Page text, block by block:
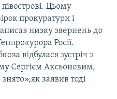
Цьому
прокуратури і
низку звернень до
Росії.
відбулася зустріч з
Сергієм Аксьоновим,
заявив тоді